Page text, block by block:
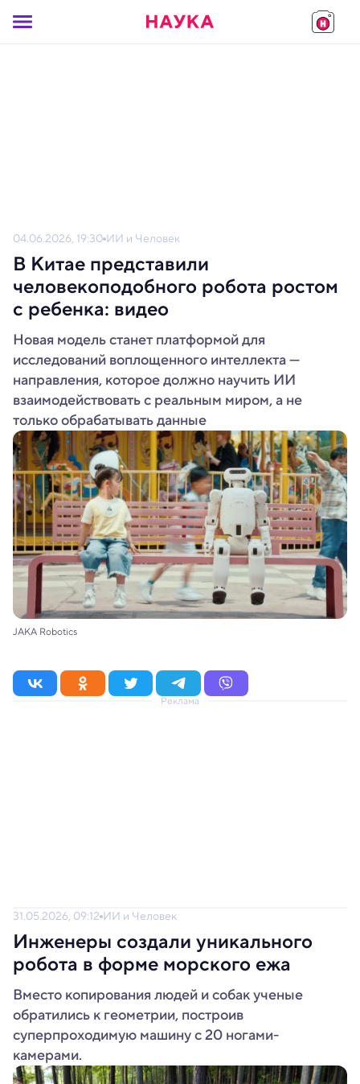
04.06.2026, 19:30 ИИ и Человек
В Китае представили
человекоподобного робота ростом
с ребенка: видео
Новая модель станет платформой для
исследований воплощенного интеллекта —
направления, которое должно научить ИИ
взаимодействовать с реальным миром, а не
только обрабатывать данные
JAKA Robotics
Реклама
31.05.2026, 09:12 ИИ и Человек
Инженеры создали уникального
робота в форме морского ежа
Вместо копирования людей и собак ученые
обратились к геометрии, построив
суперпроходимую машину с 20 ногами-
камерами.